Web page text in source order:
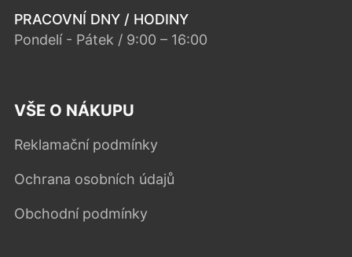
PRACOVNÍ DNY / HODINY
Pondelí - Pátek / 9:00 – 16:00
VŠE O NÁKUPU
Reklamační podmínky
Ochrana osobních údajů
Obchodní podmínky